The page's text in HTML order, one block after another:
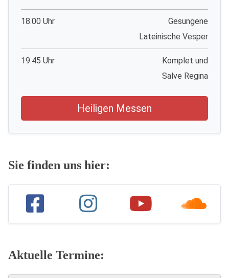
18.00 Uhr
Gesungene
Lateinische Vesper
19.45 Uhr
Komplet und
Salve Regina
Heiligen Messen
Sie finden uns hier:
Aktuelle Termine: